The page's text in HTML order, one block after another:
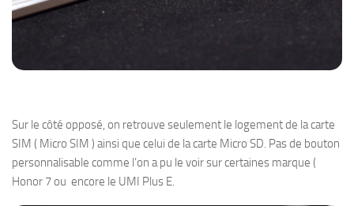
Sur le côté opposé, on retrouve seulement le logement de la carte
SIM ( Micro SIM ) ainsi que celui de la carte Micro SD. Pas de bouton
personnalisable comme l’on a pu le voir sur certaines marque (
Honor 7 ou encore le UMI Plus E.